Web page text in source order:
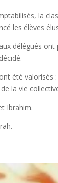
la
les élèves
délégués
été valorisés
la vie
Ibrahim.